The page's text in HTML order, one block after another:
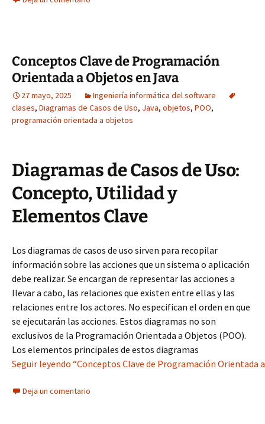
Conceptos Clave de Programación
Orientada a Objetos en Java
27 mayo, 2025
Ingeniería informática del software
clases, Diagramas de Casos de Uso, Java, objetos, POO,
programación orientada a objetos
Diagramas de Casos de Uso:
Concepto, Utilidad y
Elementos Clave
Los diagramas de casos de uso sirven para recopilar
información sobre las acciones que un sistema o aplicación
debe realizar. Se encargan de representar las acciones a
llevar a cabo, las relaciones que existen entre ellas y las
relaciones entre los actores. No especifican el orden en que
se ejecutarán las acciones. Estos diagramas no son
exclusivos de la Programación Orientada a Objetos (POO).
Los elementos principales de estos diagramas
Seguir leyendo “Conceptos Clave de Programación Orientada
Deja un comentario